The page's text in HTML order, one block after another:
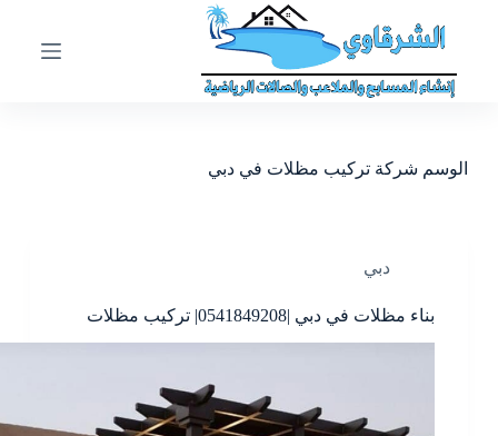
و
الوسم شركة تركيب مظلات في دبي
دبي
بناء مظلات في دبي |0541849208| تركيب مظلات